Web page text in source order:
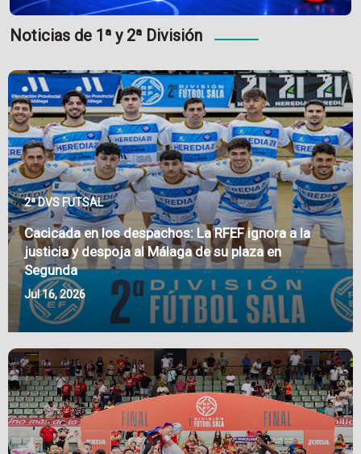
Noticias de 1ª y 2ª División
2ª DVS FUTSAL
Cacicada en los despachos: La RFEF ignora a la
justicia y despoja al Málaga de su plaza en
Segunda
Jul 16, 2026